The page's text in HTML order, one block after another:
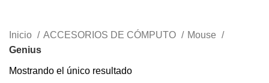
Inicio ACCESORIOS DE CÓMPUTO
Mouse
Genius
Mostrando el único resultado